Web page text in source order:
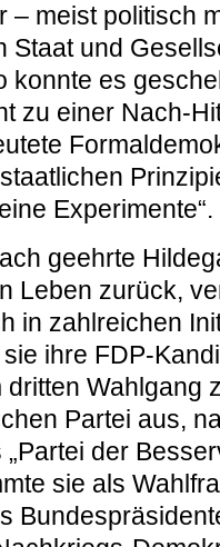
– meist politisch
Staat und
konnte es
zu einer Nach-
Experimente“.
geehrte
Leben zurück,
in zahlreichen
ihre FDP-
Wahlgang
Partei aus,
der
sie als